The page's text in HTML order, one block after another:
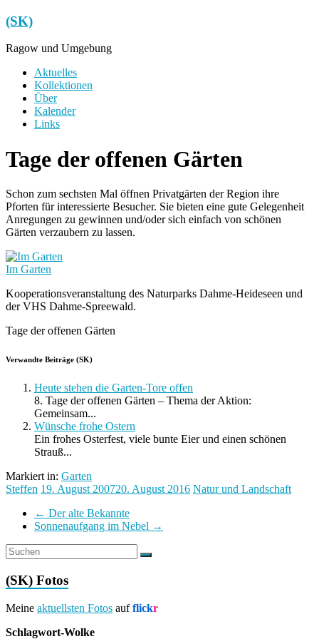
Zum
Inhalt
springen
(SK)
Ragow und Umgebung
Menü
Aktuelles
Kollektionen
Über
Kalender
Links
Tage der offenen Gärten
Schon zum sechsten Mal öffnen Privatgärten der Region ihre
Pforten für interessierte Besucher. Sie bieten eine gute Gelegenheit
Anregungen zu gewinnen und/oder sich einfach von schönen
Gärten verzaubern zu lassen.
Im Garten
Kooperationsveranstaltung des Naturparks Dahme-Heideseen und
der VHS Dahme-Spreewald.
Tage der offenen Gärten
Verwandte Beiträge (SK)
Heute stehen die Garten-Tore offen
8. Tage der offenen Gärten – Thema der Aktion:
Gemeinsam...
Wünsche frohe Ostern
Ein frohes Osterfest, viele bunte Eier und einen schönen
Strauß...
Markiert in: Garten
Steffen 19. August 200720. August 2016 Natur und Landschaft
← Der alte Bekannte
Sonnenaufgang im Nebel →
(SK) Fotos
Meine aktuellsten Fotos aufflickr
Schlagwort-Wolke